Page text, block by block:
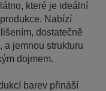
které je ideální
Nabízí
dostatečně
a jemnou strukturu
dojmem.
barev přináší